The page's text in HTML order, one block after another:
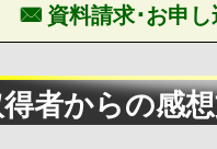
F 資料請求･お申し
者からの感